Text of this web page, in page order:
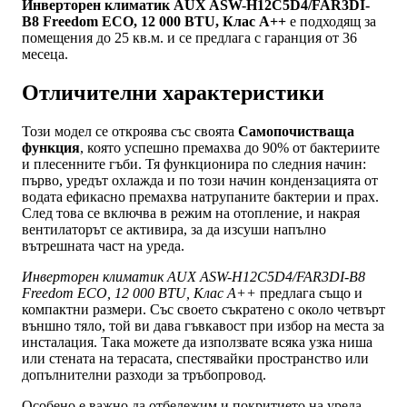
Инверторен климатик AUX ASW-H12C5D4/FAR3DI-
B8 Freedom ECO, 12 000 BTU, Клас A++ е подходящ за
помещения до 25 кв.м. и се предлага с гаранция от 36
месеца.
Отличителни характеристики
Този модел се откроява със своята Самопочистваща
функция, която успешно премахва до 90% от бактериите
и плесенните гъби. Тя функционира по следния начин:
първо, уредът охлажда и по този начин кондензацията от
водата ефикасно премахва натрупаните бактерии и прах.
След това се включва в режим на отопление, и накрая
вентилаторът се активира, за да изсуши напълно
вътрешната част на уреда.
Инверторен климатик AUX ASW-H12C5D4/FAR3DI-B8
Freedom ECO, 12 000 BTU, Клас A++ предлага също и
компактни размери. Със своето съкратено с около четвърт
външно тяло, той ви дава гъвкавост при избор на места за
инсталация. Така можете да използвате всяка узка ниша
или стената на терасата, спестявайки пространство или
допълнителни разходи за тръбопровод.